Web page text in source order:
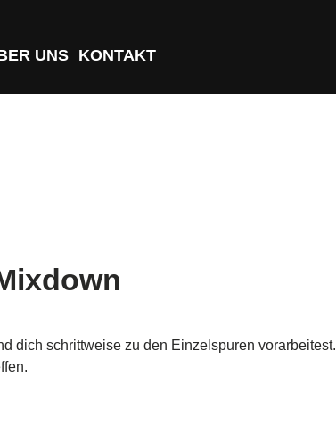
UNS KONTAKT
dich schrittweise zu den Einzelspuren vorarbeitest.